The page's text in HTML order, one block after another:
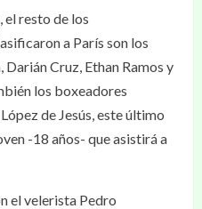
el resto de los
a París son los
Cruz, Ethan Ramos y
los boxeadores
de Jesús, este último
-18 años- que asistirá a
el velerista Pedro